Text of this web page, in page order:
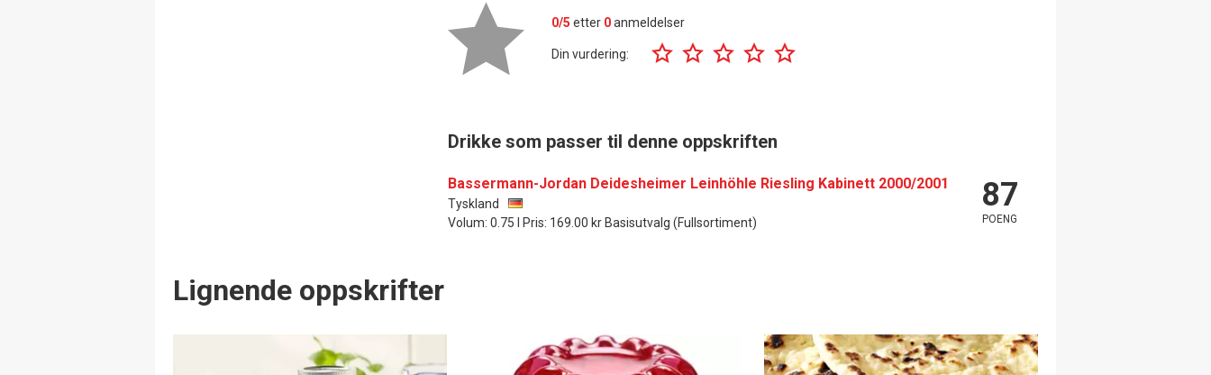
0/5 etter 0anmeldelser
Din vurdering:
Drikke som passer til denne oppskriften
Bassermann-Jordan Deidesheimer Leinhöhle Riesling Kabinett 2000/2001
Tyskland
Volum: 0.75 l Pris: 169.00 kr Basisutvalg (Fullsortiment)
87
POENG
Lignende oppskrifter